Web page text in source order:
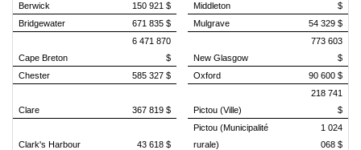
Berwick 150 921 $ Middleton
$
Bridgewater
671 835 $ Mulgrave 54 329 $
Cape Breton
6 471 870
$
New Glasgow
773 603
$
Chester
585 327 $ Oxford 90 600 $
Clare 367 819 $ Pictou (Ville)
218 741
$
Clark's Harbour 43 618 $
Pictou (Municipalité
rurale)
1 024
068 $